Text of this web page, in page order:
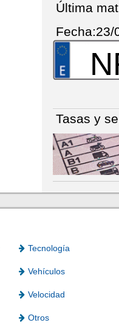
Última
Fecha:23/
Tasas y
Tecnología
Vehículos
Velocidad
Otros